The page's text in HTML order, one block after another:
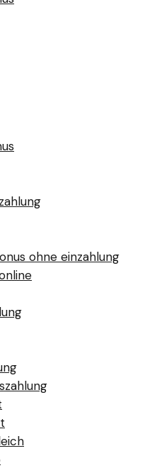
ohne einzahlung